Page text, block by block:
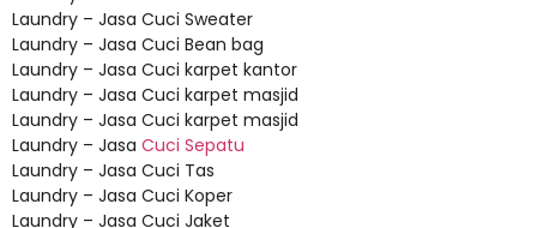
Laundry – Jasa Cuci Sweater
Laundry – Jasa Cuci Bean bag
Laundry – Jasa Cuci karpet kantor
Laundry – Jasa Cuci karpet masjid
Laundry – Jasa Cuci karpet masjid
Laundry – Jasa Cuci Sepatu
Laundry – Jasa Cuci Tas
Laundry – Jasa Cuci Koper
Laundry – Jasa Cuci Jaket